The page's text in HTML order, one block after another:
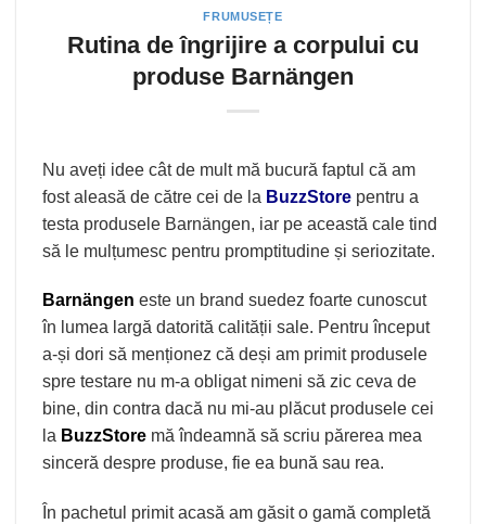
FRUMUSEȚE
Rutina de îngrijire a corpului cu
produse Barnängen
Nu aveți idee cât de mult mă bucură faptul că am
fost aleasă de către cei de la BuzzStore pentru a
testa produsele Barnängen, iar pe această cale tind
să le mulțumesc pentru promptitudine și seriozitate.
Barnängen este un brand suedez foarte cunoscut
în lumea largă datorită calității sale. Pentru început
a-și dori să menționez că deși am primit produsele
spre testare nu m-a obligat nimeni să zic ceva de
bine, din contra dacă nu mi-au plăcut produsele cei
la BuzzStore mă îndeamnă să scriu părerea mea
sinceră despre produse, fie ea bună sau rea.
În pachetul primit acasă am găsit o gamă completă